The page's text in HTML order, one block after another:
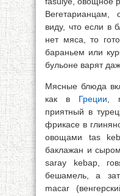
Вегетарианцам,
виду, что если в
нет мяса, то
бараньем или
бульоне варят
Мясные блюда
как в Греции ,
приятный в
фрикасе в
овощами tas
баклажан и
saray kebap,
бешамель, а
macar